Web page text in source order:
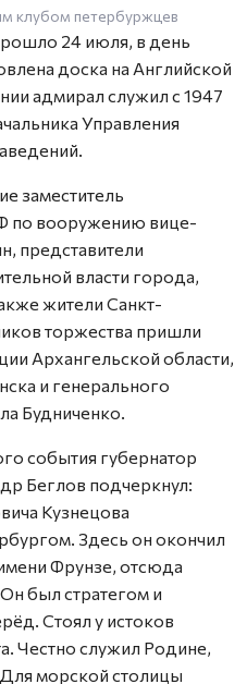
клубом петербуржцев
24 июля, в день
доска на Английской
адмирал служил с 1947
Управления
заместитель
по вооружению вице-
представители
власти города,
жители Санкт-
торжества пришли
Архангельской области,
и генерального
Будниченко.
события губернатор
Беглов подчеркнул:
Кузнецова
Здесь он окончил
Фрунзе, отсюда
был стратегом и
Стоял у истоков
Честно служил Родине,
морской столицы